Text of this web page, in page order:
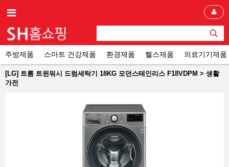
주방제품 스마트 건강제품 환경제품 헬스제품 의료기기제품
[LG] 트롬 트윈워시 드럼세탁기 18KG 모던스테인리스 F18VDPM > 생활
가전